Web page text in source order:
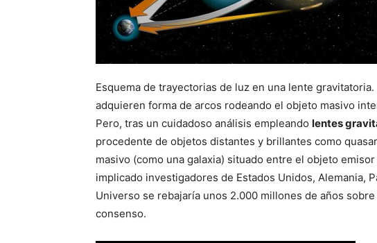
Esquema de trayectorias de luz en una lente
adquieren forma de arcos rodeando el objeto masivo
Pero, tras un cuidadoso análisis empleando lentes
procedente de objetos distantes y brillantes como
masivo (como una galaxia) situado entre el objeto
implicado investigadores de Estados Unidos, Alemania,
Universo se rebajaría unos 2.000 millones de años
consenso.